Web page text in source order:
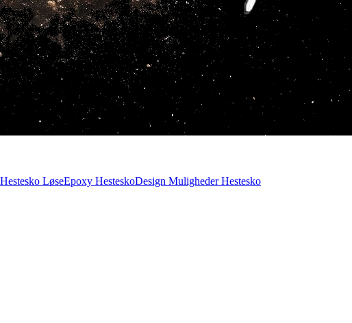
Hestesko LøseEpoxy HesteskoDesign Muligheder Hestesko